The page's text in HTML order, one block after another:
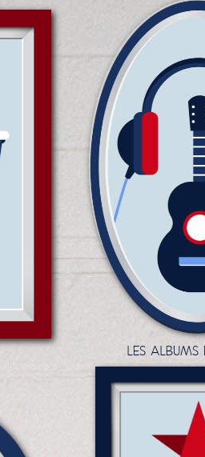
LES ALBUMS